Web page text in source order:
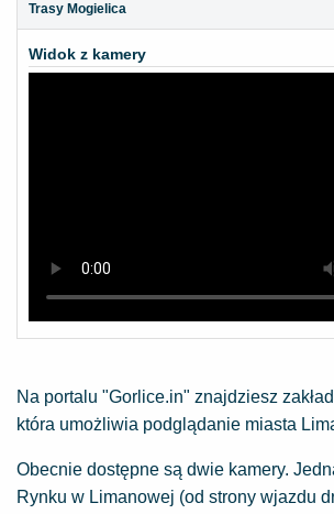
Trasy Mogielica
Widok z kamery
Na portalu "Gorlice.in" znajdziesz
która umożliwia podglądanie miasta
Obecnie dostępne są dwie kamery.
Rynku w Limanowej (od strony wjazdu